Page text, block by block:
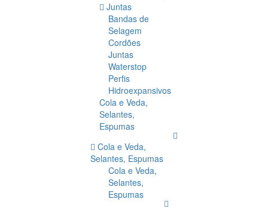
Juntas
Bandas de
Selagem
Cordões
Juntas
Waterstop
Perfis
Hidroexpansivos
Cola e Veda,
Selantes,
Espumas
Cola e Veda,
Selantes, Espumas
Cola e Veda,
Selantes,
Espumas